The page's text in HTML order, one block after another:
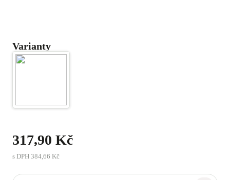
Varianty
317,90 Kč
s DPH 384,66 Kč